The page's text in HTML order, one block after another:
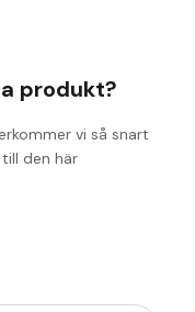
produkt?
vi så snart
till den här